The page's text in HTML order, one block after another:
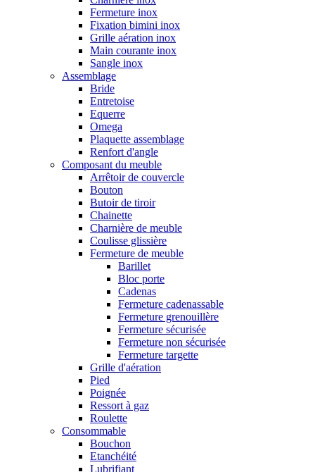
Fermeture inox
Fixation bimini inox
Grille aération inox
Main courante inox
Sangle inox
Assemblage
Bride
Entretoise
Equerre
Omega
Plaquette assemblage
Renfort d'angle
Composant du meuble
Arrêtoir de couvercle
Bouton
Butoir de tiroir
Chainette
Charnière de meuble
Coulisse glissière
Fermeture de meuble
Barillet
Bloc porte
Cadenas
Fermeture cadenassable
Fermeture grenouillère
Fermeture sécurisée
Fermeture non sécurisée
Fermeture targette
Grille d'aération
Pied
Poignée
Ressort à gaz
Roulette
Consommable
Bouchon
Etanchéité
Lubrifiant